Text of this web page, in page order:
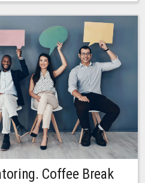
Coffee Break